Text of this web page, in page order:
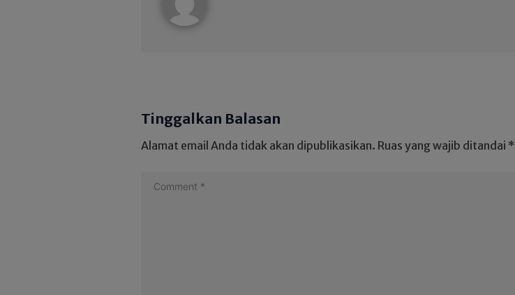
Tinggalkan Balasan
Alamat email Anda tidak akan dipublikasikan. Ruas yang wajib ditandai *